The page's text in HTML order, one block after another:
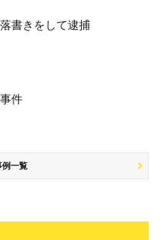
つ，準強制わいせつ）
布等罪，淫行勧誘罪
み
書きをして逮捕
件
例一覧